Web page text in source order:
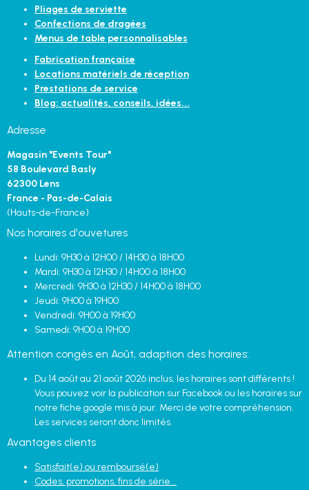
Pliages de serviette
Confections de dragées
Menus de table personnalisables
Fabrication française
Locations matériels de réception
Prestations de service
Blog: actualités, conseils, idées...
Adresse
Magasin "Events Tour"
58 Boulevard Basly
62300 Lens
France - Pas-de-Calais
(Hauts-de-France)
Nos horaires d'ouvetures
Lundi: 9H30 à 12H00 / 14H30 à 18H00
Mardi: 9H30 à 12H30 / 14H00 à 18H00
Mercredi: 9H30 à 12H30 / 14H00 à 18H00
Jeudi: 9H00 à 19H00
Vendredi: 9H00 à 19H00
Samedi: 9H00 à 19H00
Attention congès en Août, adaption des horaires:
Du 14 août au 21 août 2026 inclus, les horaires sont différents !
Vous pouvez voir la publication sur Facebook ou les horaires sur
notre fiche google mis à jour. Merci de votre compréhension.
Les services seront donc limités.
Avantages clients
Satisfait(e) ou remboursé(e)
Codes, promotions, fins de série...